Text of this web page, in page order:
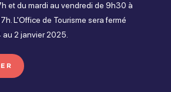
et du mardi au vendredi de 9h30 à
L'Office de Tourisme sera fermé
2 janvier 2025.